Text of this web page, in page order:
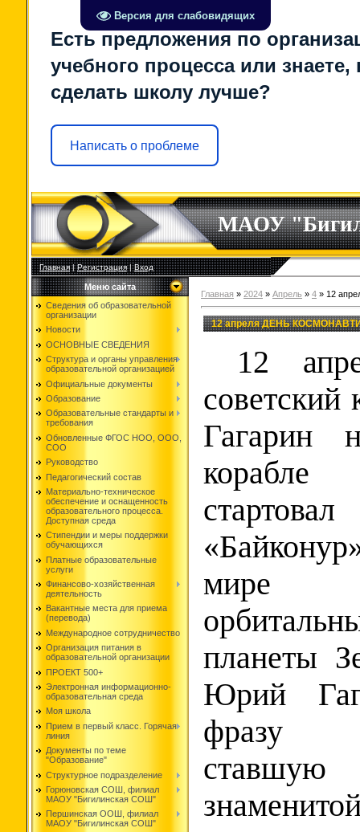
Версия для слабовидящих
Есть предложения по
учебного процесса или знаете,
сделать школу лучше?
Написать о проблеме
МАОУ
Главная|Регистрация|Вход
Меню сайта
Сведения об образовательной
организации
Новости
ОСНОВНЫЕ СВЕДЕНИЯ
Структура и органы управления
образовательной организацией
Официальные документы
Образование
Образовательные стандарты и
требования
Обновленные ФГОС НОО, ООО,
СОО
Руководство
Педагогический состав
Материально-техническое
обеспечение и оснащенность
образовательного процесса.
Доступная среда
Стипендии и меры поддержки
обучающихся
Платные образовательные
услуги
Финансово-хозяйственная
деятельность
Вакантные места для приема
(перевода)
Международное сотрудничество
Организация питания в
образовательной организации
ПРОЕКТ 500+
Электронная информационно-
образовательная среда
Моя школа
Прием в первый класс. Горячая
линия
Документы по теме
"Образование"
Структурное подразделение
Горюновская СОШ, филиал
МАОУ "Бигилинская СОШ"
Першинская ООШ, филиал
МАОУ "Бигилинская СОШ"
Главная » 2024 » Апрель » 4 » 12
12 апреля ДЕНЬ
12
Гагарин
мире
планеты
Юрий
фразу
ставшую